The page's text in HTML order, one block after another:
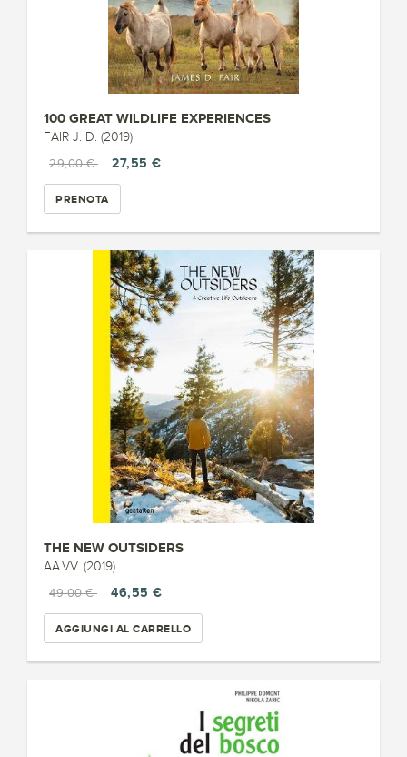
100 GREAT WILDLIFE EXPERIENCES
FAIR J. D. (2019)
29,00 €
27,55 €
PRENOTA
THE NEW OUTSIDERS
AA.VV. (2019)
49,00 €
46,55 €
AGGIUNGI AL CARRELLO